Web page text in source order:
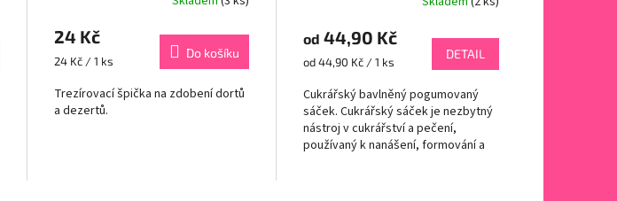
24 Kč
Měrná
24 Kč / 1 ks
Do košíku
Trezírovací špička na zdobení dortů
a dezertů.
od 44,90 Kč
Měrná
od 44,90 Kč / 1 ks
DETAIL
Cukrářský bavlněný pogumovaný
sáček. Cukrářský sáček je nezbytný
nástroj v cukrářství a pečení,
používaný k nanášení, formování a